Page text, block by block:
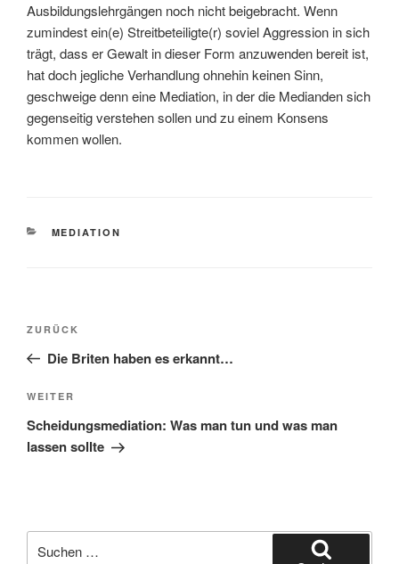
Ausbildungslehrgängen noch nicht beigebracht. Wenn
zumindest ein(e) Streitbeteiligte(r) soviel Aggression in sich
trägt, dass er Gewalt in dieser Form anzuwenden bereit ist,
hat doch jegliche Verhandlung ohnehin keinen Sinn,
geschweige denn eine Mediation, in der die Medianden sich
gegenseitig verstehen sollen und zu einem Konsens
kommen wollen.
KATEGORIEN
MEDIATION
Beitragsnavigation
Vorheriger
Beitrag
ZURÜCK
Die Briten haben es erkannt…
Nächster
Beitrag
WEITER
Scheidungsmediation: Was man tun und was man
lassen sollte